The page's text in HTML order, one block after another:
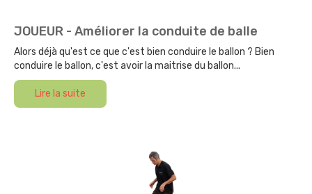
JOUEUR - Améliorer la conduite de balle
Alors déjà qu'est ce que c'est bien conduire le ballon ? Bien
conduire le ballon, c'est avoir la maitrise du ballon...
Lire la suite